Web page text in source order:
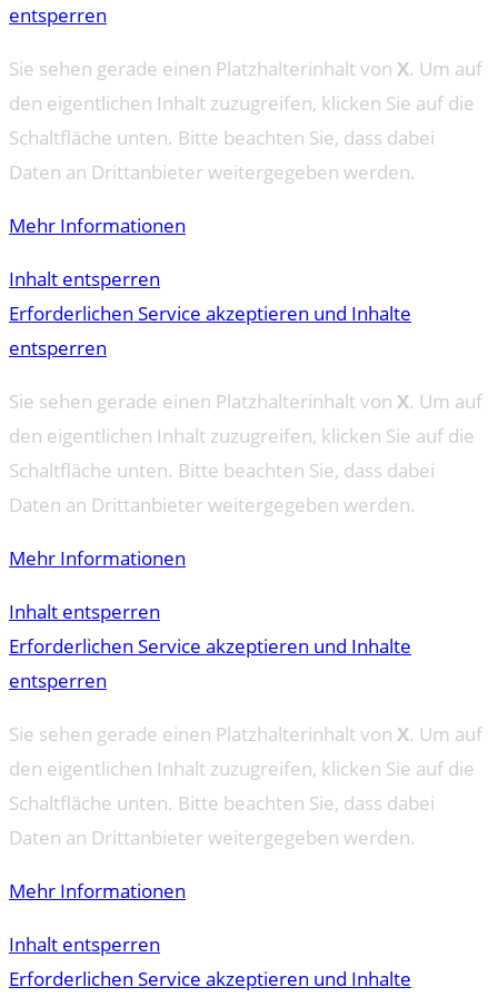
entsperren
Sie sehen gerade einen Platzhalterinhalt von X. Um auf
den eigentlichen Inhalt zuzugreifen, klicken Sie auf die
Schaltfläche unten. Bitte beachten Sie, dass dabei
Daten an Drittanbieter weitergegeben werden.
Mehr Informationen
Inhalt entsperren
Erforderlichen Service akzeptieren und Inhalte
entsperren
Sie sehen gerade einen Platzhalterinhalt von X. Um auf
den eigentlichen Inhalt zuzugreifen, klicken Sie auf die
Schaltfläche unten. Bitte beachten Sie, dass dabei
Daten an Drittanbieter weitergegeben werden.
Mehr Informationen
Inhalt entsperren
Erforderlichen Service akzeptieren und Inhalte
entsperren
Sie sehen gerade einen Platzhalterinhalt von X. Um auf
den eigentlichen Inhalt zuzugreifen, klicken Sie auf die
Schaltfläche unten. Bitte beachten Sie, dass dabei
Daten an Drittanbieter weitergegeben werden.
Mehr Informationen
Inhalt entsperren
Erforderlichen Service akzeptieren und Inhalte